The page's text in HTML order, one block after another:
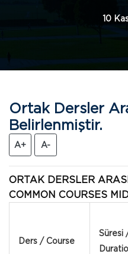
10
Ortak Dersler
Belirlenmiştir.
A+ A-
ORTAK DERSLER
COMMON COURSES
Ders / Course
Süresi